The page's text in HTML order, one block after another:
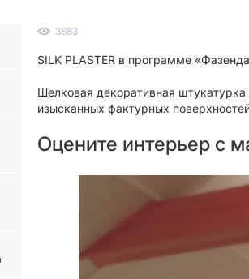
3683
SILK PLASTER в программе
Шелковая декоративная
изысканных фактурных
Оцените интерьер с